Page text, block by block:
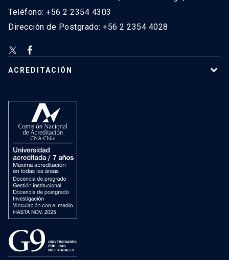
Teléfono: +56 2 2354 4303
Dirección de Postgrado: +56 2 2354 4028
ACREDITACIÓN